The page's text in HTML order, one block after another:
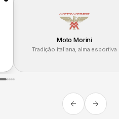
Moto Morini
Tradição italiana, alma esportiva